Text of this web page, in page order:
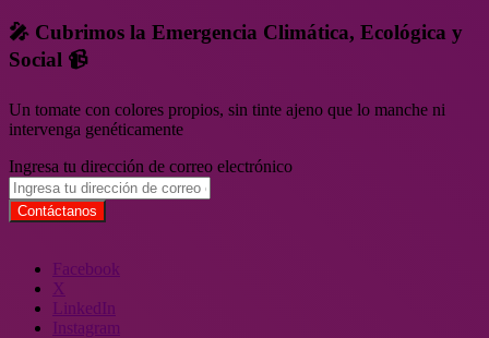
🎤 Cubrimos la Emergencia Climática, Ecológica y
Social 📹
Un tomate con colores propios, sin tinte ajeno que lo manche ni
intervenga genéticamente
Ingresa tu dirección de correo electrónico
Facebook
X
LinkedIn
Instagram